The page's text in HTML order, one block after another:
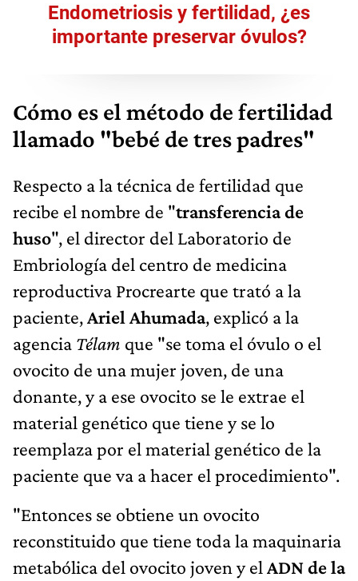
Endometriosis y fertilidad, ¿es
importante preservar óvulos?
Cómo es el método de fertilidad
llamado "bebé de tres padres"
Respecto a la técnica de fertilidad que
recibe el nombre de "transferencia de
huso", el director del Laboratorio de
Embriología del centro de medicina
reproductiva Procrearte que trató a la
paciente,Ariel Ahumada, explicó a la
agencia Télam que "se toma el óvulo o el
ovocito de una mujer joven, de una
donante, y a ese ovocito se le extrae el
material genético que tiene y se lo
reemplaza por el material genético de la
paciente que va a hacer el procedimiento".
"Entonces se obtiene un ovocito
reconstituido que tiene toda la maquinaria
metabólica del ovocito joven y el ADN de la